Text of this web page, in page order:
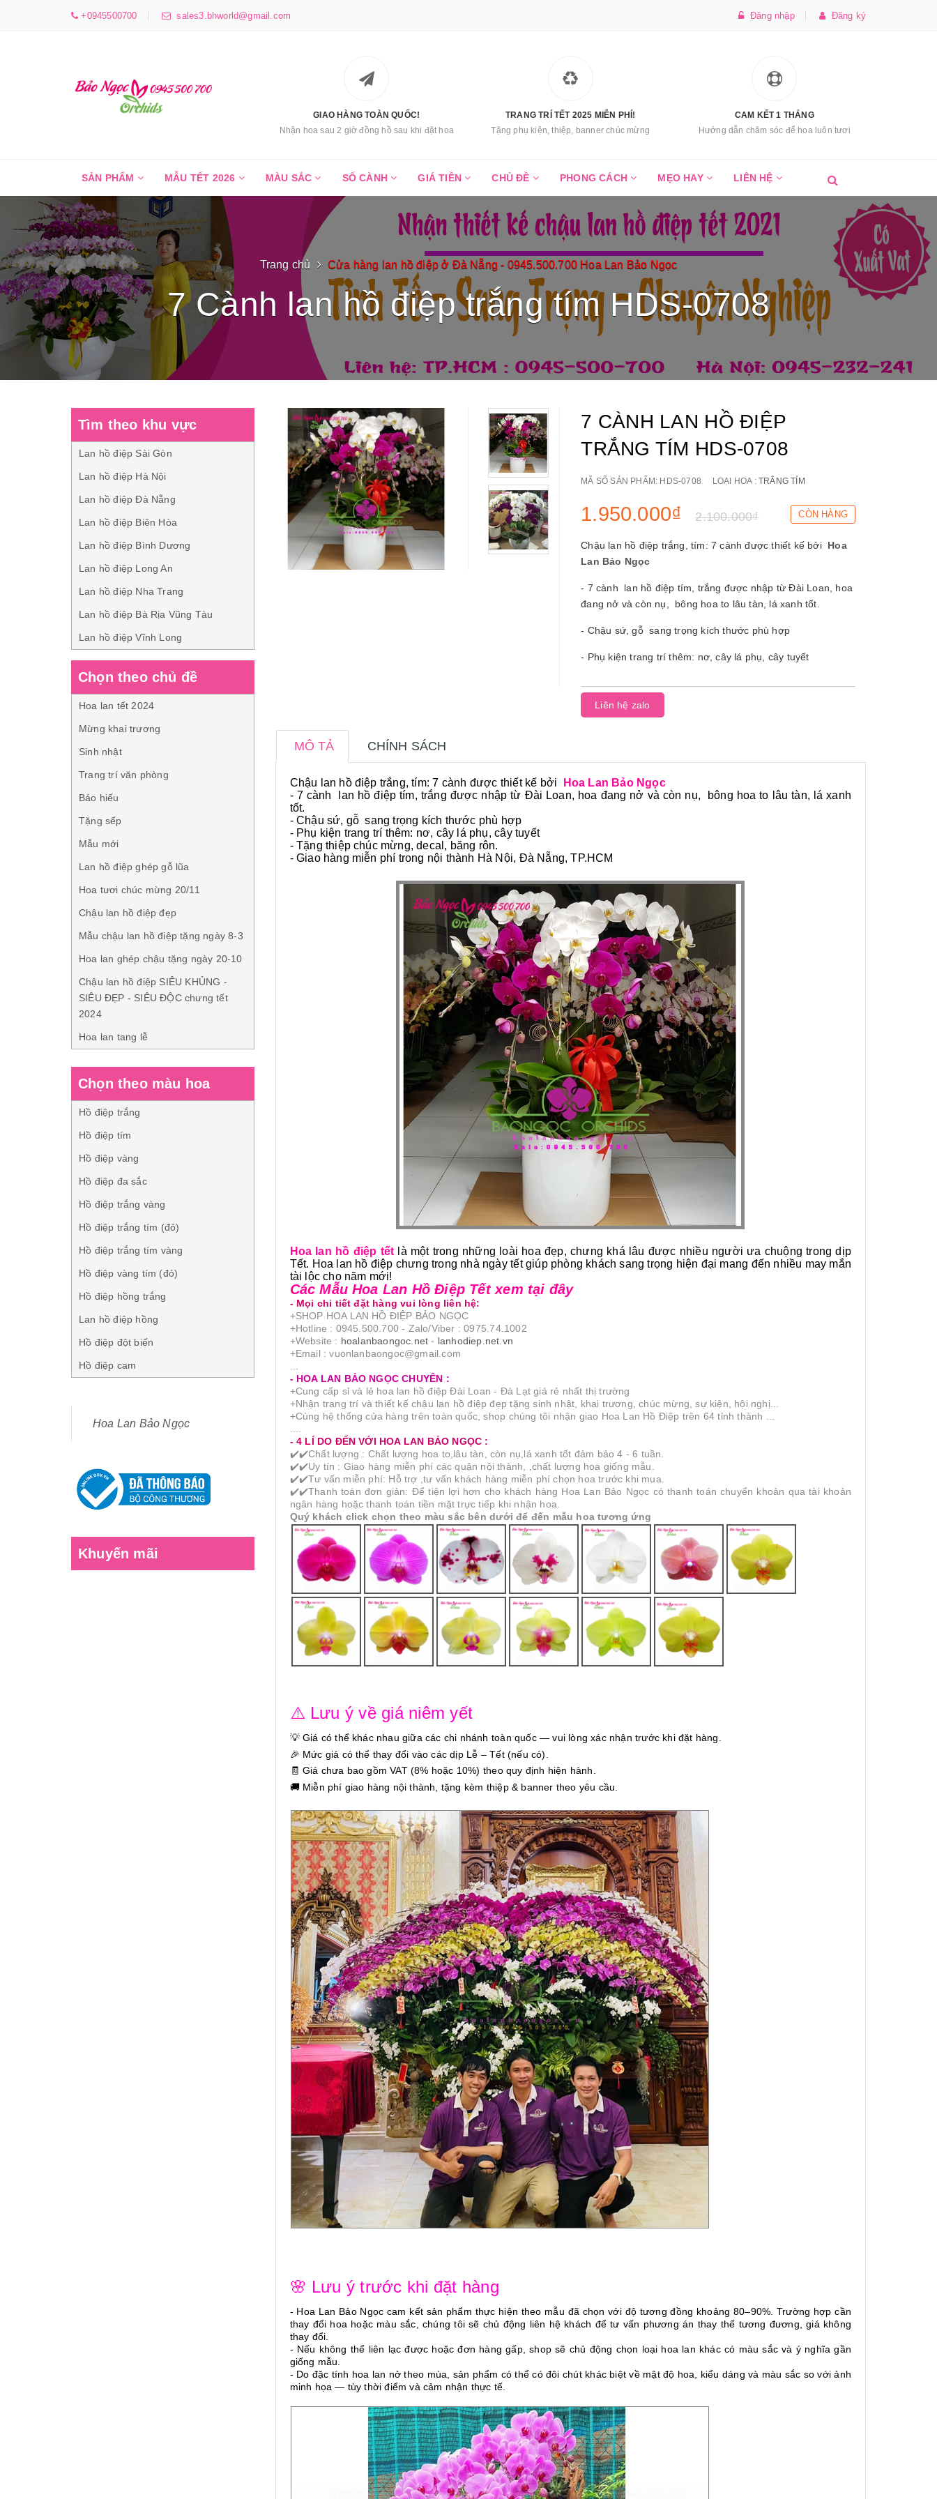
+0945500700 sales3.bhworld@gmail.com Đăng nhập Đăng ký
GIAO HÀNG TOÀN QUỐC!
Nhận hoa sau 2 giờ đồng hồ sau khi đặt hoa
TRANG TRÍ TẾT 2025 MIỄN PHÍ!
Tặng phụ kiện, thiệp, banner chúc mừng
CAM KẾT 1 THÁNG
Hướng dẫn chăm sóc để hoa luôn tươi
SẢN PHẨM MẪU TẾT 2026 MÀU SẮC SỐ CÀNH GIÁ TIỀN CHỦ ĐỀ PHONG CÁCH MẸO HAY LIÊN HỆ
Trang chủ Cửa hàng lan hồ điệp ở Đà Nẵng - 0945.500.700 Hoa Lan Bảo Ngọc
7 Cành lan hồ điệp trắng tím HDS-0708
7 CÀNH LAN HỒ ĐIỆP
TRẮNG TÍM HDS-0708
MÃ SỐ SẢN PHẨM: HDS-0708 LOẠI HOA :TRẮNG TÍM
1.950.000₫ 2.100.000₫ CÒN HÀNG
Chậu lan hồ điệp trắng, tím: 7 cành được thiết kế bởi Hoa
Lan Bảo Ngọc
- 7 cành lan hồ điệp tím, trắng được nhập từ Đài Loan, hoa
đang nở và còn nụ, bông hoa to lâu tàn, lá xanh tốt.
- Chậu sứ, gỗ sang trọng kích thước phù hợp
- Phụ kiện trang trí thêm: nơ, cây lá phụ, cây tuyết
Liên hệ zalo
MÔ TẢ CHÍNH SÁCH
Chậu lan hồ điệp trắng, tím: 7 cành được thiết kế bởi
Hoa Lan Bảo Ngọc
- 7 cành lan hồ điệp tím, trắng được nhập từ Đài Loan, hoa đang nở và còn nụ, bông hoa to lâu tàn, lá xanh
tốt.
- Chậu sứ, gỗ sang trọng kích thước phù hợp
- Phụ kiện trang trí thêm: nơ, cây lá phụ, cây tuyết
- Tặng thiệp chúc mừng, decal, băng rôn.
- Giao hàng miễn phí trong nội thành Hà Nội, Đà Nẵng, TP.HCM
Hoa lan hồ điệp tết là một trong những loài hoa đẹp, chưng khá lâu được nhiều người ưa chuộng trong dịp
Tết. Hoa lan hồ điệp chưng trong nhà ngày tết giúp phòng khách sang trọng hiện đại mang đến nhiều may mắn
tài lộc cho năm mới!
Các Mẫu Hoa Lan Hồ Điệp Tết xem tại đây
- Mọi chi tiết đặt hàng vui lòng liên hệ:
+SHOP HOA LAN HỒ ĐIỆP BẢO NGỌC
+Hotline : 0945.500.700 - Zalo/Viber : 0975.74.1002
+Website : hoalanbaongoc.net - lanhodiep.net.vn
+Email : vuonlanbaongoc@gmail.com
- HOA LAN BẢO NGỌC CHUYÊN :
+Cung cấp sỉ và lẻ hoa lan hồ điệp Đài Loan - Đà Lạt giá rẻ nhất thị trường
+Nhận trang trí và thiết kế chậu lan hồ điệp đẹp tặng sinh nhật, khai trương, chúc mừng, sự kiện, hội nghị...
+Cùng hệ thống cửa hàng trên toàn quốc, shop chúng tôi nhận giao Hoa Lan Hồ Điệp trên 64 tỉnh thành ...
- 4 LÍ DO ĐẾN VỚI HOA LAN BẢO NGỌC :
✔️✔️Chất lượng : Chất lượng hoa to,lâu tàn, còn nụ,lá xanh tốt đảm bảo 4 - 6 tuần.
✔️✔️Uy tín : Giao hàng miễn phí các quận nội thành, ,chất lượng hoa giống mẫu.
✔️✔️Tư vấn miễn phí: Hỗ trợ ,tư vấn khách hàng miễn phí chọn hoa trước khi mua.
✔️✔️Thanh toán đơn giản: Để tiện lợi hơn cho khách hàng Hoa Lan Bảo Ngọc có thanh toán chuyển khoản qua tài khoản
ngân hàng hoặc thanh toán tiền mặt trực tiếp khi nhận hoa.
Quý khách click chọn theo màu sắc bên dưới để đến mẫu hoa tương ứng
⚠️ Lưu ý về giá niêm yết
💡 Giá có thể khác nhau giữa các chi nhánh toàn quốc — vui lòng xác nhận trước khi đặt hàng.
🎉 Mức giá có thể thay đổi vào các dịp Lễ – Tết (nếu có).
🧾 Giá chưa bao gồm VAT (8% hoặc 10%) theo quy định hiện hành.
🚚 Miễn phí giao hàng nội thành, tặng kèm thiệp & banner theo yêu cầu.
🌸 Lưu ý trước khi đặt hàng
- Hoa Lan Bảo Ngọc cam kết sản phẩm thực hiện theo mẫu đã chọn với độ tương đồng khoảng 80–90%. Trường hợp cần
thay đổi hoa hoặc màu sắc, chúng tôi sẽ chủ động liên hệ khách để tư vấn phương án thay thế tương đương, giá không
thay đổi.
- Nếu không thể liên lạc được hoặc đơn hàng gấp, shop sẽ chủ động chọn loại hoa lan khác có màu sắc và ý nghĩa gần
giống mẫu.
- Do đặc tính hoa lan nở theo mùa, sản phẩm có thể có đôi chút khác biệt về mật độ hoa, kiểu dáng và màu sắc so với ảnh
minh họa — tùy thời điểm và cảm nhận thực tế.
Tìm theo khu vực
Lan hồ điệp Sài Gòn
Lan hồ điệp Hà Nội
Lan hồ điệp Đà Nẵng
Lan hồ điệp Biên Hòa
Lan hồ điệp Bình Dương
Lan hồ điệp Long An
Lan hồ điệp Nha Trang
Lan hồ điệp Bà Rịa Vũng Tàu
Lan hồ điệp Vĩnh Long
Chọn theo chủ đề
Hoa lan tết 2024
Mừng khai trương
Sinh nhật
Trang trí văn phòng
Báo hiếu
Tặng sếp
Mẫu mới
Lan hồ điệp ghép gỗ lũa
Hoa tươi chúc mừng 20/11
Chậu lan hồ điệp đẹp
Mẫu chậu lan hồ điệp tặng ngày 8-3
Hoa lan ghép chậu tặng ngày 20-10
Chậu lan hồ điệp SIÊU KHỦNG -
SIÊU ĐẸP - SIÊU ĐỘC chưng tết
2024
Hoa lan tang lễ
Chọn theo màu hoa
Hồ điệp trắng
Hồ điệp tím
Hồ điệp vàng
Hồ điệp đa sắc
Hồ điệp trắng vàng
Hồ điệp trắng tím (đỏ)
Hồ điệp trắng tím vàng
Hồ điệp vàng tím (đỏ)
Hồ điệp hồng trắng
Lan hồ điệp hồng
Hồ điệp đột biến
Hồ điệp cam
Hoa Lan Bảo Ngọc
Khuyến mãi